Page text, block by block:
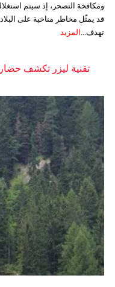
ومكافحة التصحر، إذ سيتم
قد يمثّل مخاطر مناخية على
تهدف...
المزيد
تقنية ليزر تكشف